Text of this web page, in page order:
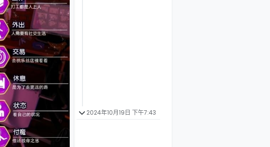
2024年10月19日 下午7:43